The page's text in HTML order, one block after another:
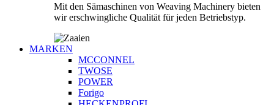
Mit den Sämaschinen von Weaving Machinery bieten
wir erschwingliche Qualität für jeden Betriebstyp.
MARKEN
MCCONNEL
TWOSE
POWER
Forigo